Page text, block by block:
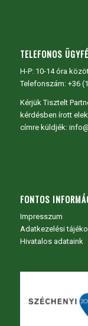
TELEFONOS
H-P: 10-14 óra
Telefonszám: +36
Kérjük Tisztelt
kérdésben írott
címre küldjék:
FONTOS
Impresszum
Adatkezelési
Hivatalos adataink